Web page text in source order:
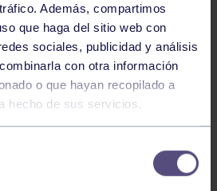
Además, compartimos
que haga del sitio web con
sociales, publicidad y análisis
con otra información
o que hayan recopilado a
hecho de sus servicios.
2026
CON